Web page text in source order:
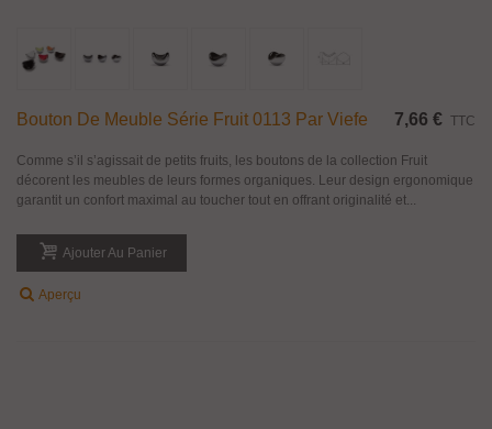
Bouton De Meuble Série Fruit 0113 Par Viefe 7,66 € TTC
Comme s’il s’agissait de petits fruits, les boutons de la collection Fruit
décorent les meubles de leurs formes organiques. Leur design ergonomique
garantit un confort maximal au toucher tout en offrant originalité et...
Ajouter Au Panier
Aperçu